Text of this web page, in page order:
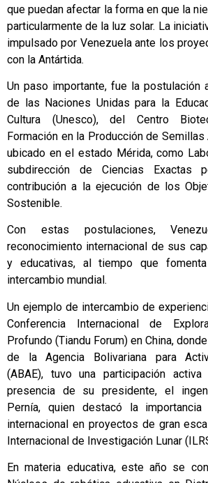
que puedan afectar la forma en que la
particularmente de la luz solar. La
impulsado por Venezuela ante los
con la Antártida.
Un paso importante, fue la postulación
de las Naciones Unidas para la
Cultura (Unesco), del Centro
Formación en la Producción de Semillas
ubicado en el estado Mérida, como
subdirección de Ciencias Exactas
contribución a la ejecución de los
Sostenible.
Con estas postulaciones,
reconocimiento internacional de sus
y educativas, al tiempo que
intercambio mundial.
Un ejemplo de intercambio de
Conferencia Internacional de
Profundo (Tiandu Forum) en China,
de la Agencia Bolivariana para
(ABAE), tuvo una participación
presencia de su presidente, el
Pernía, quien destacó la
internacional en proyectos de gran
Internacional de Investigación Lunar
En materia educativa, este año se